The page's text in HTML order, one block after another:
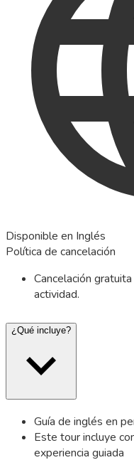
Disponible en Inglés
Política de cancelación
Cancelación
actividad.
¿Qué incluye?
Guía de inglés en
Este tour incluye
experiencia guiada